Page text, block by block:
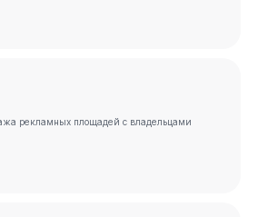
рекламных площадей с владельцами